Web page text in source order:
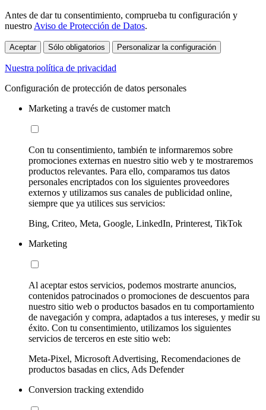
Antes de dar tu consentimiento, comprueba tu configuración y
nuestro Aviso de Protección de Datos.
Aceptar Sólo obligatorios Personalizar la configuración
Nuestra política de privacidad
Configuración de protección de datos personales
Marketing a través de customer match
Con tu consentimiento, también te informaremos sobre
promociones externas en nuestro sitio web y te mostraremos
productos relevantes. Para ello, comparamos tus datos
personales encriptados con los siguientes proveedores
externos y utilizamos sus canales de publicidad online,
siempre que ya utilices sus servicios:
Bing, Criteo, Meta, Google, LinkedIn, Printerest, TikTok
Marketing
Al aceptar estos servicios, podemos mostrarte anuncios,
contenidos patrocinados o promociones de descuentos para
nuestro sitio web o productos basados en tu comportamiento
de navegación y compra, adaptados a tus intereses, y medir su
éxito. Con tu consentimiento, utilizamos los siguientes
servicios de terceros en este sitio web:
Meta-Pixel, Microsoft Advertising, Recomendaciones de
productos basadas en clics, Ads Defender
Conversion tracking extendido